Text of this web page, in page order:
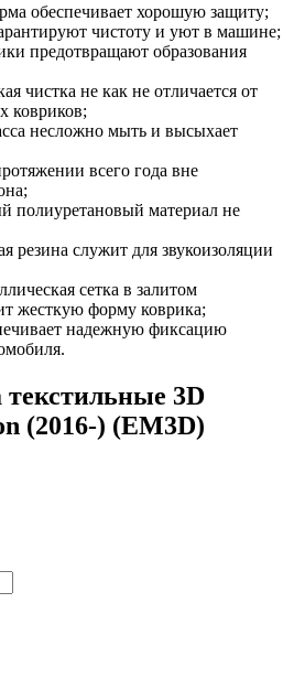
обеспечивает хорошую защиту;
чистоту и уют в машине;
предотвращают образования
чистка не как не отличается от
ковриков;
несложно мыть и высыхает
всего года вне
полиуретановый материал не
резина служит для звукоизоляции
сетка в залитом
жесткую форму коврика;
надежную фиксацию
3D
(2016-) (EM3D)